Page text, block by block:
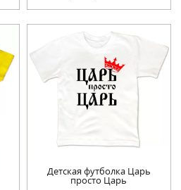
Детская футболка Царь
просто Царь